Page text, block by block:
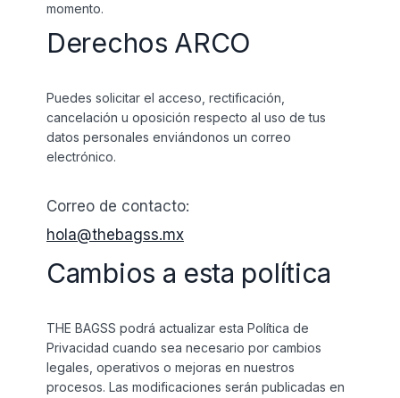
momento.
Derechos ARCO
Puedes solicitar el acceso, rectificación,
cancelación u oposición respecto al uso de tus
datos personales enviándonos un correo
electrónico.
Correo de contacto:
hola@thebagss.mx
Cambios a esta política
THE BAGSS podrá actualizar esta Política de
Privacidad cuando sea necesario por cambios
legales, operativos o mejoras en nuestros
procesos. Las modificaciones serán publicadas en